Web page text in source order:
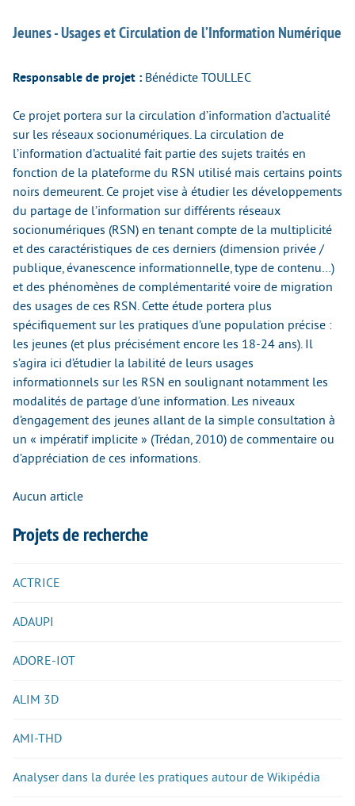
Jeunes - Usages et Circulation de l’Information Numérique
Responsable de projet : Bénédicte TOULLEC
Ce projet portera sur la circulation d’information d’actualité
sur les réseaux socionumériques. La circulation de
l’information d’actualité fait partie des sujets traités en
fonction de la plateforme du RSN utilisé mais certains points
noirs demeurent. Ce projet vise à étudier les développements
du partage de l’information sur différents réseaux
socionumériques (RSN) en tenant compte de la multiplicité
et des caractéristiques de ces derniers (dimension privée /
publique, évanescence informationnelle, type de contenu…)
et des phénomènes de complémentarité voire de migration
des usages de ces RSN. Cette étude portera plus
spécifiquement sur les pratiques d’une population précise :
les jeunes (et plus précisément encore les 18-24 ans). Il
s’agira ici d’étudier la labilité de leurs usages
informationnels sur les RSN en soulignant notamment les
modalités de partage d’une information. Les niveaux
d’engagement des jeunes allant de la simple consultation à
un « impératif implicite » (Trédan, 2010) de commentaire ou
d’appréciation de ces informations.
Aucun article
Projets de recherche
ACTRICE
ADAUPI
ADORE-IOT
ALIM 3D
AMI-THD
Analyser dans la durée les pratiques autour de Wikipédia